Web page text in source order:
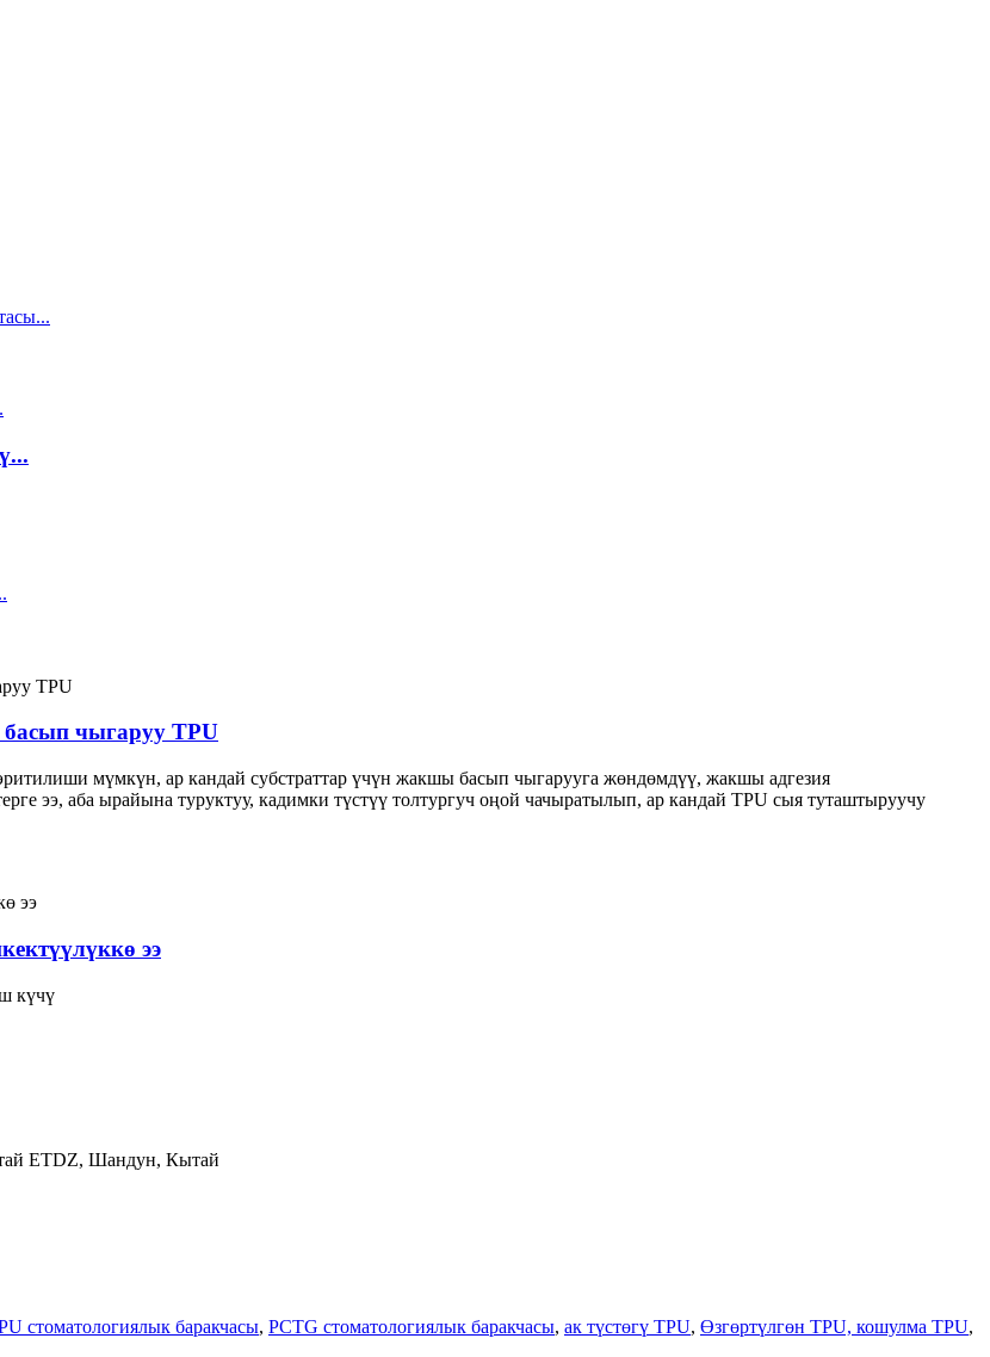
чыгаруу TPU
мүмкүн, ар кандай субстраттар үчүн жакшы басып чыгарууга жөндөмдүү, жакшы адгезия
ээ, аба ырайына туруктуу, кадимки түстүү толтургуч оңой чачыратылып, ар кандай TPU сыя туташтыруучу
ээ
күчү
ETDZ, Шандун, Кытай
стоматологиялык баракчасы, PCTG стоматологиялык баракчасы, ак түстөгү TPU, Өзгөртүлгөн TPU, кошулма TPU,